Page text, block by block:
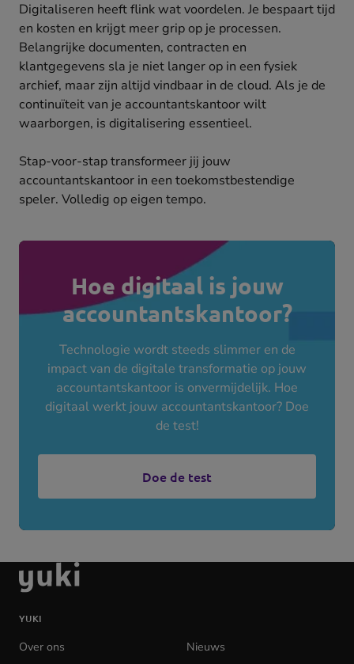
Digitaliseren heeft flink wat voordelen. Je bespaart tijd
en kosten en krijgt meer grip op je processen.
Belangrijke documenten, contracten en
klantgegevens sla je niet langer op in een fysiek
archief, maar zijn altijd vindbaar in de cloud. Als je de
continuïteit van je accountantskantoor wilt
waarborgen, is digitalisering essentieel.
Stap-voor-stap transformeer jij jouw
accountantskantoor in een toekomstbestendige
speler. Volledig op eigen tempo.
Hoe digitaal is jouw
accountantskantoor?
Technologie wordt steeds slimmer en de
impact van de digitale transformatie op jouw
accountantskantoor is onvermijdelijk. Hoe
digitaal werkt jouw accountantskantoor? Doe
de test!
Doe de test
(opens
Ga
naar
homepage
YUKI
Over ons
Nieuws